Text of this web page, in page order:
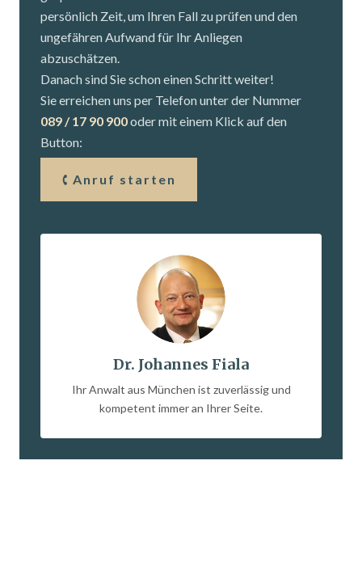
persönlich Zeit, um Ihren Fall zu prüfen und den
ungefähren Aufwand für Ihr Anliegen
abzuschätzen.
Danach sind Sie schon einen Schritt weiter!
Sie erreichen uns per Telefon unter der Nummer
089 / 17 90 900oder mit einem Klick auf den
Button:
Anruf starten
Dr. Johannes Fiala
Ihr Anwalt aus München ist zuverlässig und
kompetent immer an Ihrer Seite.